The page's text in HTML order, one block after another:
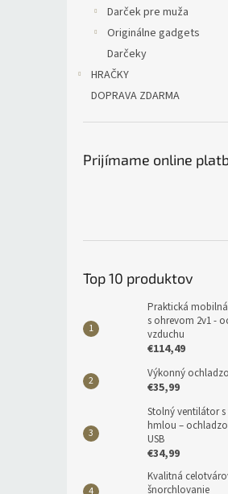
Darček pre muža
Originálne gadgets
Darčeky
HRAČKY
DOPRAVA ZDARMA
Prijímame online
Top 10 produktov
Praktická
s ohrevom 2v1 -
vzduchu
€114,49
Výkonný
€35,99
Stolný ventilátor
hmlou –
USB
€34,99
Kvalitná
šnorchlovanie